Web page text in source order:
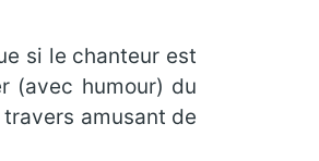
si le chanteur est
(avec humour) du
amusant de